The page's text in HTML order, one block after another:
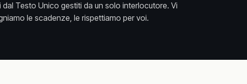
dal Testo Unico gestiti da un solo interlocutore. Vi
le scadenze, le rispettiamo per voi.